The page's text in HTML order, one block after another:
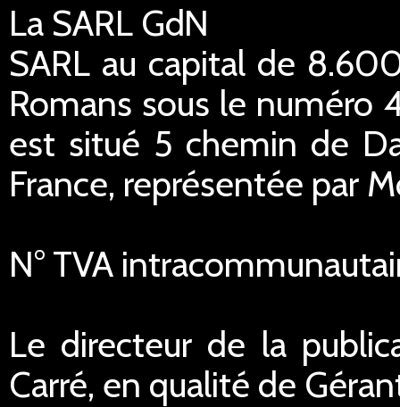
La SARL GdN
SARL au capital de
Romans sous le numéro
est situé 5 chemin de
France, représentée par
N° TVA
Le directeur de la
Carré, en qualité de